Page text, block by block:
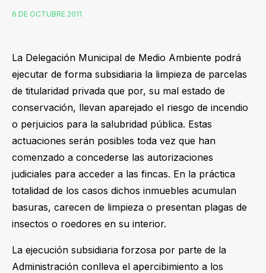
6 DE OCTUBRE 2011
La Delegación Municipal de Medio Ambiente podrá
ejecutar de forma subsidiaria la limpieza de parcelas
de titularidad privada que por, su mal estado de
conservación, llevan aparejado el riesgo de incendio
o perjuicios para la salubridad pública. Estas
actuaciones serán posibles toda vez que han
comenzado a concederse las autorizaciones
judiciales para acceder a las fincas. En la práctica
totalidad de los casos dichos inmuebles acumulan
basuras, carecen de limpieza o presentan plagas de
insectos o roedores en su interior.
La ejecución subsidiaria forzosa por parte de la
Administración conlleva el apercibimiento a los